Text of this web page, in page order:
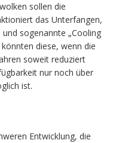
sollen die
das Unterfangen,
sogenannte „Cooling
diese, wenn die
soweit reduziert
nur noch über
ist.
Entwicklung, die